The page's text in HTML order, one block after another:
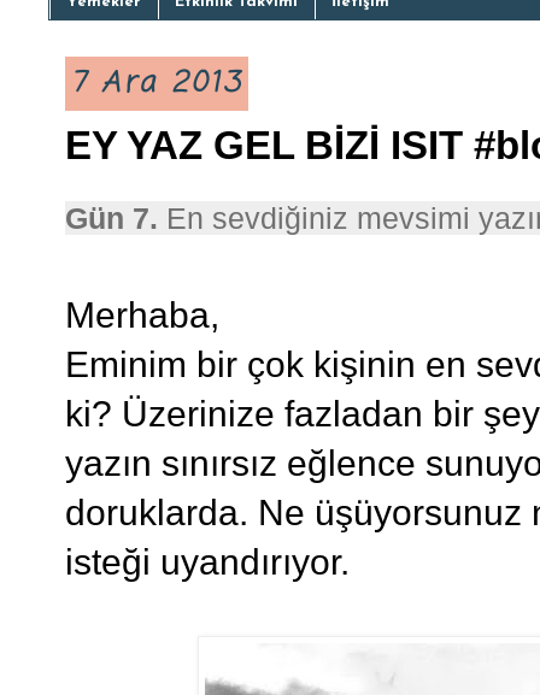
7 Ara 2013
EY YAZ GEL BİZİ ISIT
Gün 7. En sevdiğiniz mevsimi
Merhaba,
Eminim bir çok kişinin en
ki? Üzerinize fazladan bir
yazın sınırsız eğlence
doruklarda. Ne üşüyorsunuz
isteği uyandırıyor.